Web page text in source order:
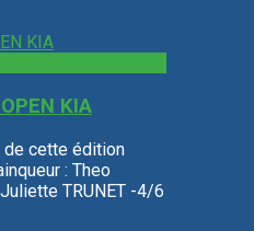
KIA
de cette édition
: Theo
TRUNET -4/6